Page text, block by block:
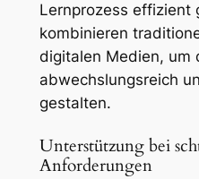
Lernprozess effizient
kombinieren
digitalen Medien, um
abwechslungsreich
gestalten.
Unterstützung bei
Anforderungen